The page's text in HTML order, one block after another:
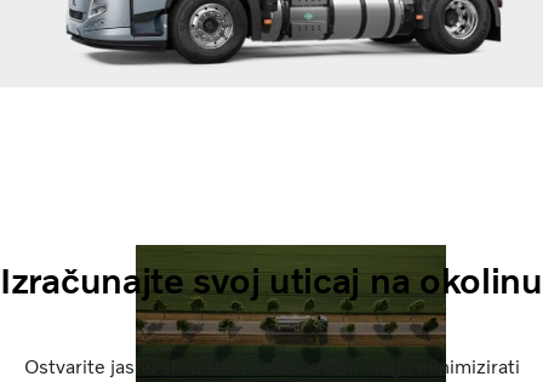
Izračunajte svoj uticaj na okolinu
Ostvarite jasnu sliku kako vaši kamioni mogu minimizirati